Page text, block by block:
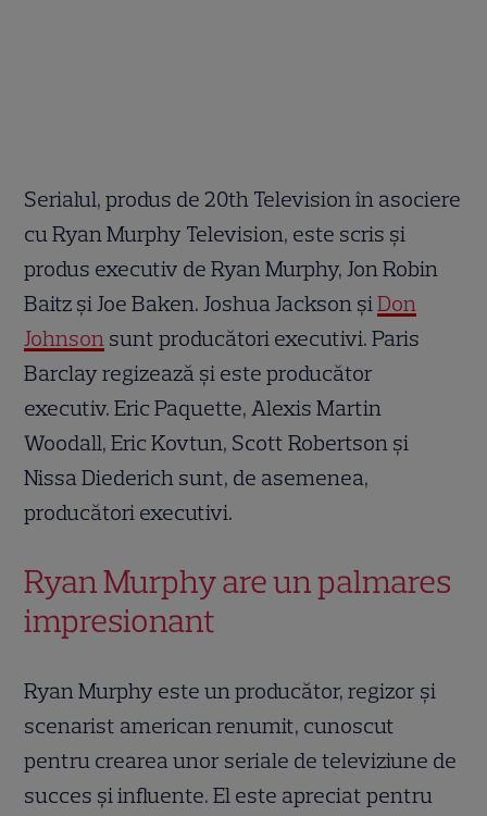
Serialul, produs de 20th Television în asociere
cu Ryan Murphy Television, este scris și
produs executiv de Ryan Murphy, Jon Robin
Baitz și Joe Baken. Joshua Jackson șiDon
Johnson sunt producători executivi. Paris
Barclay regizează și este producător
executiv. Eric Paquette, Alexis Martin
Woodall, Eric Kovtun, Scott Robertson și
Nissa Diederich sunt, de asemenea,
producători executivi.
Ryan Murphy are un palmares
impresionant
Ryan Murphy este un producător, regizor și
scenarist american renumit, cunoscut
pentru crearea unor seriale de televiziune de
succes și influente. El este apreciat pentru